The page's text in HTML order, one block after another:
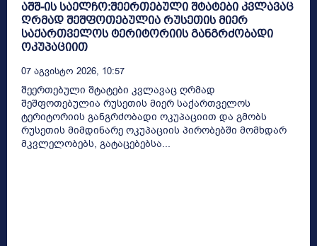
აშშ-ის საელჩო:შეერთებული შტატები კვლავაც
ღრმად შეშფოთებულია რუსეთის მიერ
საქართველოს ტერიტორიის განგრძობადი
ოკუპაციით
07 Აგვისტო 2026, 10:57
შეერთებული შტატები კვლავაც ღრმად
შეშფოთებულია რუსეთის მიერ საქართველოს
ტერიტორიის განგრძობადი ოკუპაციით და გმობს
რუსეთის მიმდინარე ოკუპაციის პირობებში მომხდარ
მკვლელობებს, გატაცებებსა...